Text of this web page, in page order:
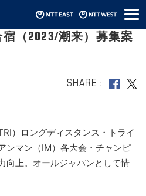
メ
ニ
ュ
化プログラム/ロングデ
宿（2023/潮来）募集案
SHARE
）ロングディスタンス・トライ
ンマン（IM）各大会・チャンピ
向上。オールジャパンとして情